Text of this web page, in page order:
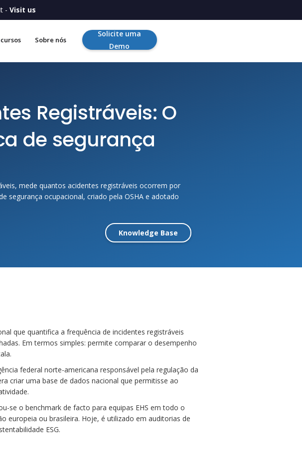
- Visit us
Sobre nós
Solicite uma
Demo
Registráveis: O
de segurança
mede quantos acidentes registráveis ocorrem por
segurança ocupacional, criado pela OSHA e adotado
Knowledge Base
que quantifica a frequência de incidentes registráveis
Em termos simples: permite comparar o desempenho
federal norte-americana responsável pela regulação da
criar uma base de dados nacional que permitisse ao
se o benchmark de facto para equipas EHS em todo o
europeia ou brasileira. Hoje, é utilizado em auditorias de
ESG.